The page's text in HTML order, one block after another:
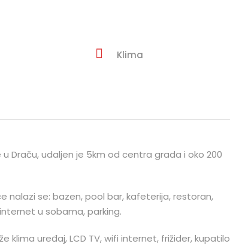
Klima
Draču, udaljen je 5km od centra grada i oko 200
nalazi se: bazen, pool bar, kafeterija, restoran,
u sobama, parking.
klima uređaj, LCD TV, wifi internet, frižider, kupatilo